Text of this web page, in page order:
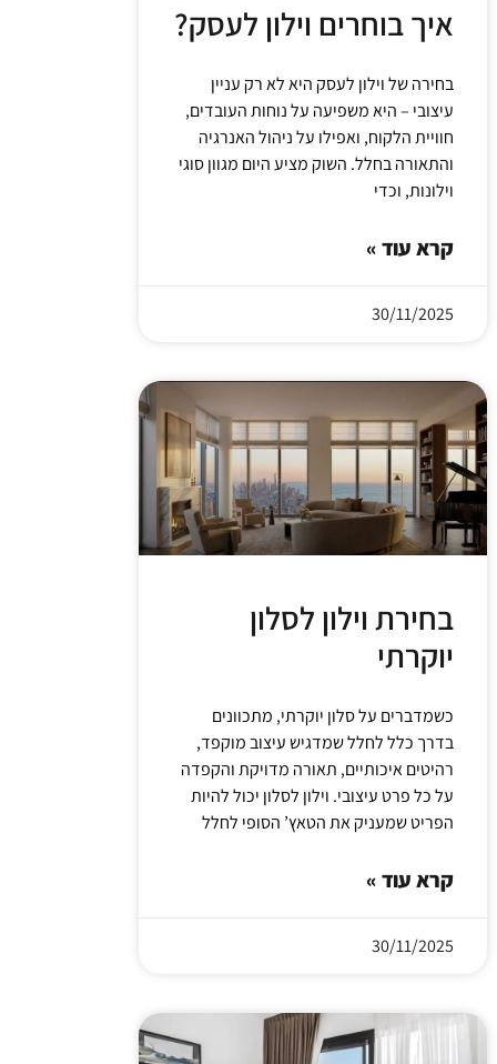
איך בוחרים וילון לעסק?
בחירה של וילון לעסק היא לא רק עניין
עיצובי – היא משפיעה על נוחות העובדים,
חוויית הלקוח, ואפילו על ניהול האנרגיה
והתאורה בחלל. השוק מציע היום מגוון סוגי
וילונות, וכדי
קרא עוד »
30/11/2025
בחירת וילון לסלון
יוקרתי
כשמדברים על סלון יוקרתי, מתכוונים
בדרך כלל לחלל שמדגיש עיצוב מוקפד,
רהיטים איכותיים, תאורה מדויקת והקפדה
על כל פרט עיצובי. וילון לסלון יכול להיות
הפריט שמעניק את הטאץ’ הסופי לחלל
קרא עוד »
30/11/2025